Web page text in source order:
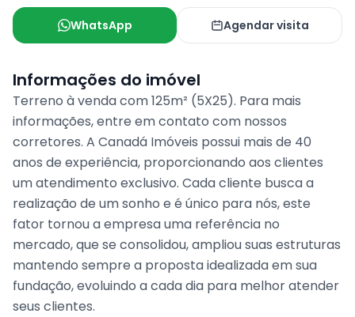
WhatsApp Agendar visita
Informações do imóvel
Terreno à venda com 125m² (5X25). Para mais
informações, entre em contato com nossos
corretores. A Canadá Imóveis possui mais de 40
anos de experiência, proporcionando aos clientes
um atendimento exclusivo. Cada cliente busca a
realização de um sonho e é único para nós, este
fator tornou a empresa uma referência no
mercado, que se consolidou, ampliou suas estruturas
mantendo sempre a proposta idealizada em sua
fundação, evoluindo a cada dia para melhor atender
seus clientes.